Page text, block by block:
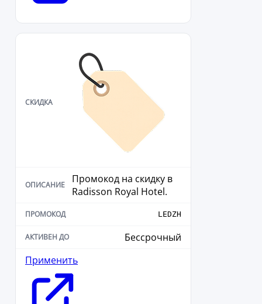
Промокод на скидку в
Radisson Royal Hotel.
LEDZH
Бессрочный
Применить